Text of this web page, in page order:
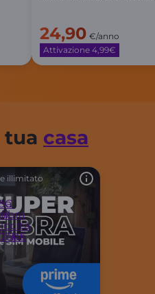
24,90 €/anno
Attivazione 4,99€
casa
illimitato